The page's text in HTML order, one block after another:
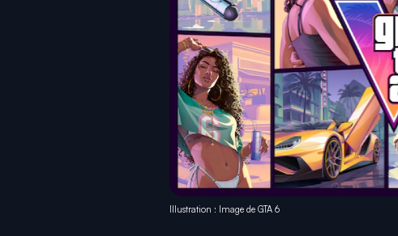
Illustration : Image de GTA 6